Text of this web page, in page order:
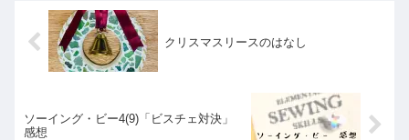
クリスマスリースのはなし
ソーイング・ビー4(9)「ビスチェ対決」
感想